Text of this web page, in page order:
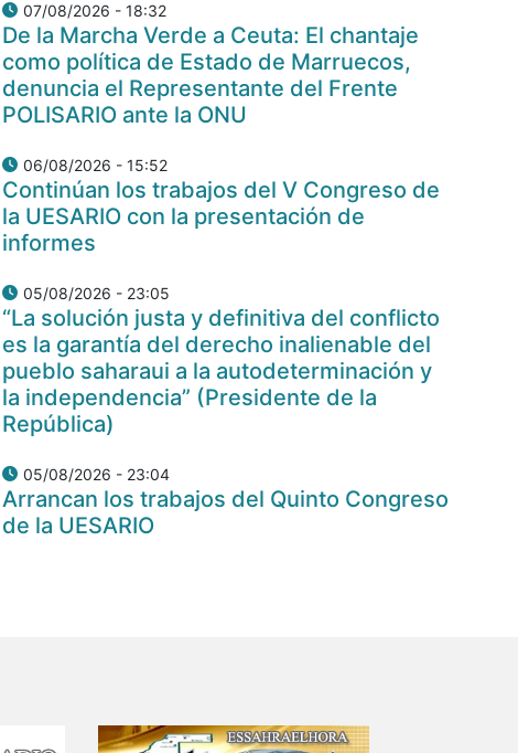
07/08/2026 - 18:32
De la Marcha Verde a Ceuta: El chantaje
como política de Estado de Marruecos,
denuncia el Representante del Frente
POLISARIO ante la ONU
06/08/2026 - 15:52
Continúan los trabajos del V Congreso de
la UESARIO con la presentación de
informes
05/08/2026 - 23:05
“La solución justa y definitiva del conflicto
es la garantía del derecho inalienable del
pueblo saharaui a la autodeterminación y
la independencia” (Presidente de la
República)
05/08/2026 - 23:04
Arrancan los trabajos del Quinto Congreso
de la UESARIO